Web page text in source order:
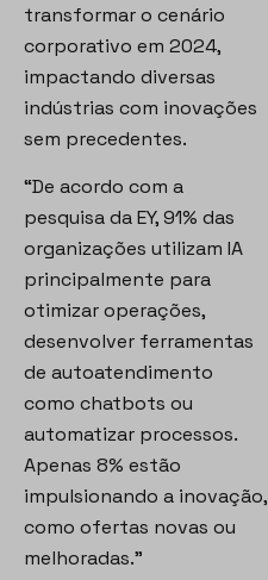
transformar o cenário
corporativo em 2024,
impactando diversas
indústrias com inovações
sem precedentes.
“De acordo com a
pesquisa da EY, 91% das
organizações utilizam IA
principalmente para
otimizar operações,
desenvolver ferramentas
de autoatendimento
como chatbots ou
automatizar processos.
Apenas 8% estão
impulsionando a inovação,
como ofertas novas ou
melhoradas.”